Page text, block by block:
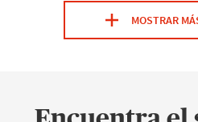
MOSTRAR